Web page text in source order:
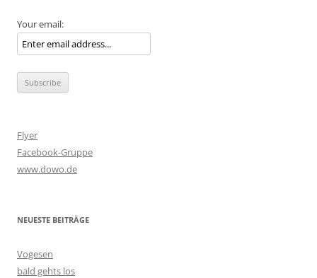
Your email:
Flyer
Facebook-Gruppe
www.dowo.de
NEUESTE BEITRÄGE
Vogesen
bald gehts los